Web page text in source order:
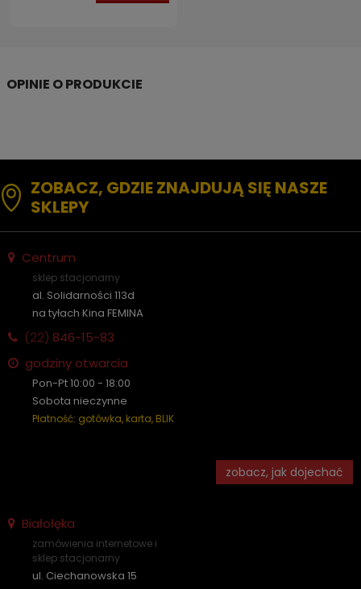
ZOBACZ, GDZIE ZNAJDUJĄ SIĘ NASZE
SKLEPY
Centrum
sklep stacjonarny
al. Solidarności 113d
na tyłach Kina FEMINA
(22) 846-15-83
godziny otwarcia
Pon-Pt 10:00 - 18:00
Sobota nieczynne
Płatność: gotówka, karta, BLIK
zobacz, jak dojechać
Białołęka
zamówienia internetowe i
sklep stacjonarny
ul. Ciechanowska 15